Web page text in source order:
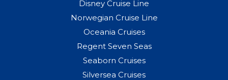
Disney Cruise Line
Norwegian Cruise Line
Oceania Cruises
Regent Seven Seas
Seaborn Cruises
Silversea Cruises